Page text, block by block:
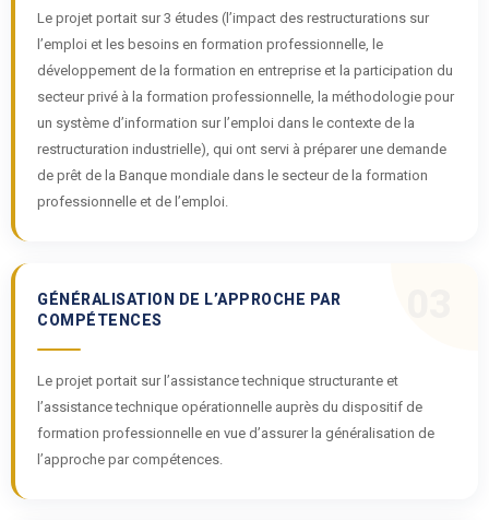
Le projet portait sur 3 études (l’impact des restructurations sur
l’emploi et les besoins en formation professionnelle, le
développement de la formation en entreprise et la participation du
secteur privé à la formation professionnelle, la méthodologie pour
un système d’information sur l’emploi dans le contexte de la
restructuration industrielle), qui ont servi à préparer une demande
de prêt de la Banque mondiale dans le secteur de la formation
professionnelle et de l’emploi.
GÉNÉRALISATION DE L’APPROCHE PAR
COMPÉTENCES
Le projet portait sur l’assistance technique structurante et
l’assistance technique opérationnelle auprès du dispositif de
formation professionnelle en vue d’assurer la généralisation de
l’approche par compétences.